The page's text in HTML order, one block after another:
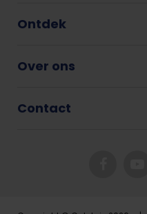
Ontdek
Over ons
Contact